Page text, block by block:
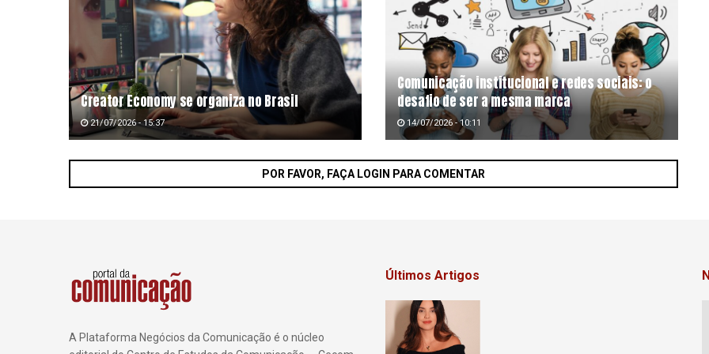
Creator Economy se organiza no Brasil
21/07/2026 - 15:37
Comunicação institucional e redes sociais: o
desafio de ser a mesma marca
14/07/2026 - 10:11
POR FAVOR, FAÇA LOGIN PARA COMENTAR
A Plataforma Negócios da Comunicação é o núcleo
Últimos Artigos